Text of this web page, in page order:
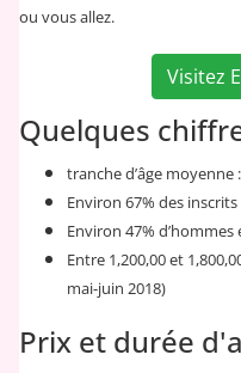
ou vous allez.
Visitez
Quelques
tranche d’âge moyenne
Environ 67% des
Environ 47%
Entre 1,200,00 et
mai-juin 2018)
Prix et durée